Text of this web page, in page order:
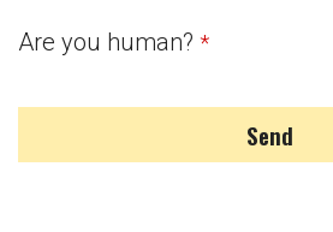
Are you human? *
Send